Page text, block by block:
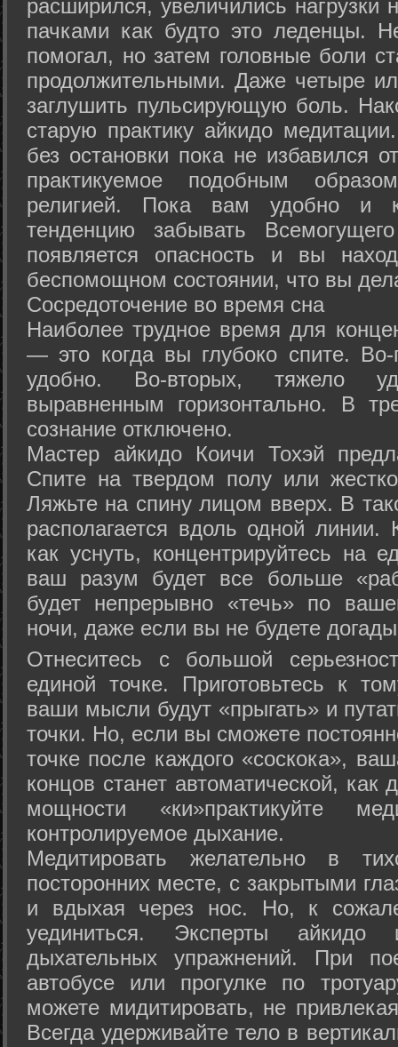
расширился, увеличились нагрузки
пачками как будто это леденцы.
помогал, но затем головные боли
продолжительными. Даже четыре
заглушить пульсирующую боль.
старую практику айкидо
без остановки пока не избавился
практикуемое подобным
религией. Пока вам удобно и
тенденцию забывать
появляется опасность и вы
беспомощном состоянии, что вы
Сосредоточение во время сна
Наиболее трудное время для
— это когда вы глубоко спите.
удобно. Во-вторых, тяжело
выравненным горизонтально. В
сознание отключено.
Мастер айкидо Коичи Тохэй
Спите на твердом полу или
Ляжьте на спину лицом вверх. В
располагается вдоль одной
как уснуть, концентрируйтесь на
ваш разум будет все больше
будет непрерывно «течь» по
ночи, даже если вы не будете
Отнеситесь с большой
единой точке. Приготовьтесь к
ваши мысли будут «прыгать» и
точки. Но, если вы сможете
точке после каждого «соскока»,
концов станет автоматической,
мощности «ки»практикуйте
контролируемое дыхание.
Медитировать желательно в
посторонних месте, с закрытыми
и вдыхая через нос. Но, к
уединиться. Эксперты айкидо
дыхательных упражнений. При
автобусе или прогулке по
можете мидитировать, не
Всегда удерживайте тело в